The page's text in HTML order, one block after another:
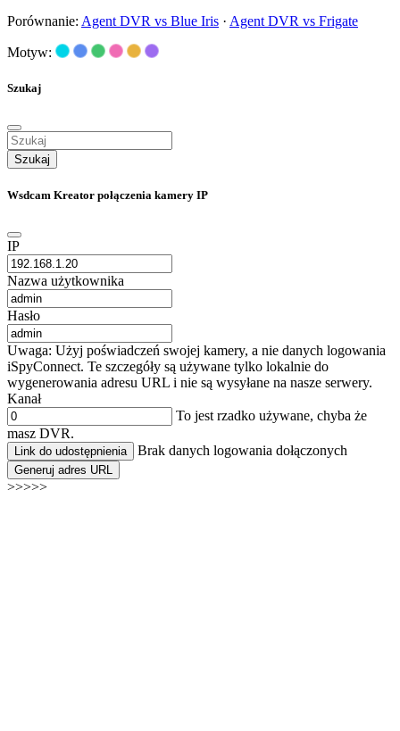
Porównanie: Agent DVR vs Blue Iris · Agent DVR vs Frigate
Motyw:
Szukaj
Szukaj
Wsdcam Kreator połączenia kamery IP
IP
Nazwa użytkownika
Hasło
Uwaga: Użyj poświadczeń swojej kamery, a nie danych logowania
iSpyConnect. Te szczegóły są używane tylko lokalnie do
wygenerowania adresu URL i nie są wysyłane na nasze serwery.
Kanał
To jest rzadko używane, chyba że
masz DVR.
Link do udostępnienia Brak danych logowania dołączonych
Generuj adres URL
>>>>>